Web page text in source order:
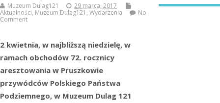
Muzeum Dulag121
29 marca, 2017
Aktualności, Muzeum Dulag121 , Wydarzenia
No
Comment
2 kwietnia, w najbliższą niedzielę, w
ramach obchodów 72. rocznicy
aresztowania w Pruszkowie
przywódców Polskiego Państwa
Podziemnego, w Muzeum Dulag 121